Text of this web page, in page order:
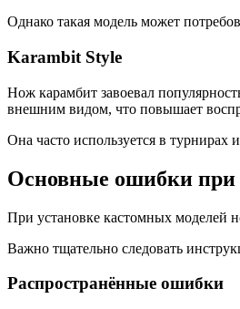
Однако такая модель может
Karambit Style
Нож карамбит завоевал
внешним видом, что повышает
Она часто используется в турнирах
Основные ошибки при
При установке кастомных моделей
Важно тщательно следовать
Распространённые ошибки